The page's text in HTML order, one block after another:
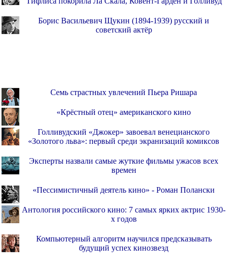
Борис Васильевич Щукин (1894-1939) русский и
советский актёр
Семь страстных увлечений Пьера Ришара
«Крёстный отец» американского кино
Голливудский «Джокер» завоевал венецианского
«Золотого льва»: первый среди экранизаций комиксов
Эксперты назвали самые жуткие фильмы ужасов всех
времен
«Пессимистичный деятель кино» - Роман Полански
Антология российского кино: 7 самых ярких актрис 1930-
х годов
Компьютерный алгоритм научился предсказывать
будущий успех кинозвезд